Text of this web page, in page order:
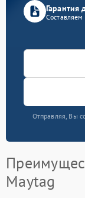
Гарантия
Составляем
Отправляя, Вы
Maytag